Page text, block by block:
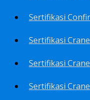
Sertifikasi
Sertifikasi
Sertifikasi
Sertifikasi